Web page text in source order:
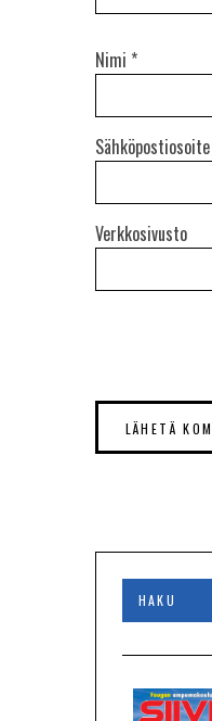
Nimi *
Sähköpostiosoite
Verkkosivusto